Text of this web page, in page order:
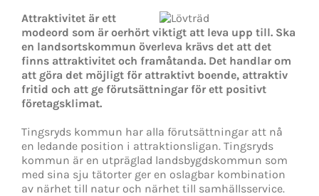
Attraktivitet är ett
modeord som är oerhört viktigt att leva upp till. Ska
en landsortskommun överleva krävs det att det
finns attraktivitet och framåtanda. Det handlar om
att göra det möjligt för attraktivt boende, attraktiv
fritid och att ge förutsättningar för ett positivt
företagsklimat.
Tingsryds kommun har alla förutsättningar att nå
en ledande position i attraktionsligan. Tingsryds
kommun är en utpräglad landsbygdskommun som
med sina sju tätorter ger en oslagbar kombination
av närhet till natur och närhet till samhällsservice.